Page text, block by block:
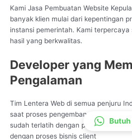
Kami Jasa Pembuatan Website
banyak klien mulai dari kepentingan
instansi pemerintah. Kami
hasil yang berkwalitas.
Developer yang
Pengalaman
Tim Lentera Web di semua penjuru
saat proses pengembangan
sudah terlatih dengan pelbagai jenis
dengan proses bisnis client